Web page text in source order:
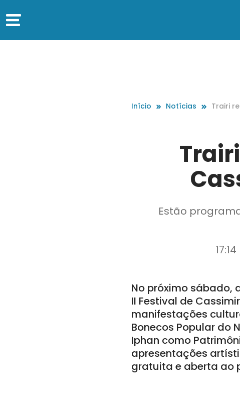
Início Notícias
Trairi
Estão
No próximo sábado,
II Festival de
manifestações
Bonecos Popular do
Iphan como
apresentações
gratuita e aberta ao